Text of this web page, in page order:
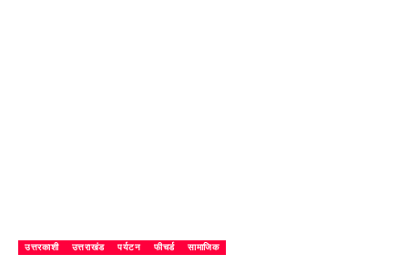
उत्तरकाशी उत्तराखंड पर्यटन फीचर्ड सामाजिक